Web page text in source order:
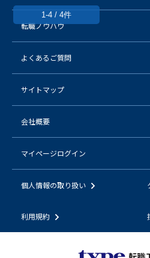
1-4 / 4件
転職ノウハウ
よくあるご質問
サイトマップ
会社概要
マイページログイン
個人情報の取り扱い
利用規約